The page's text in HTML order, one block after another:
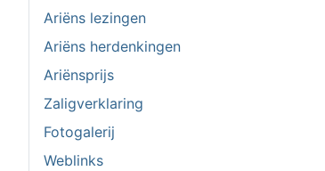
Ariëns lezingen
Ariëns herdenkingen
Ariënsprijs
Zaligverklaring
Fotogalerij
Weblinks